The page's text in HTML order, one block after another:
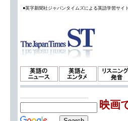
●英字新聞社ジャパンタイムズによる英語学習サ
映画